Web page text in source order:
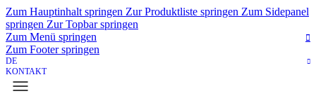
Zum Hauptinhalt springen Zur Produktliste springen Zum Sidepanel
springen Zur Topbar springen
Zum Menü springen
Zum Footer springen
DE
KONTAKT